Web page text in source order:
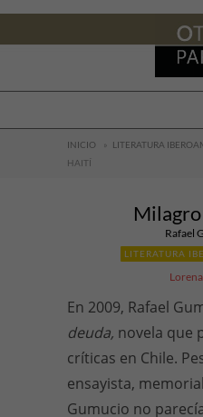
INICIO » LITERATURA
HAITÍ
Rafael
LITERATURA
En 2009, Rafael
deuda, novela que
críticas en Chile.
ensayista,
Gumucio no